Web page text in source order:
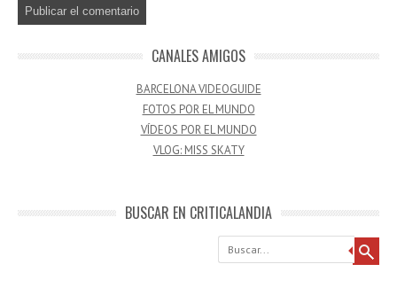
CANALES AMIGOS
BARCELONA VIDEOGUIDE
FOTOS POR EL MUNDO
VÍDEOS POR EL MUNDO
VLOG: MISS SKATY
BUSCAR EN CRITICALANDIA
Buscar